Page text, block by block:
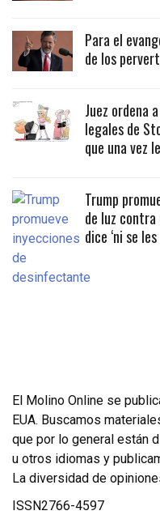
Para el
de los
Juez ordena
legales de
que una vez
Trump
de luz contra
dice ‘ni se
El Molino Online se
EUA. Buscamos
que por lo general están
u otros idiomas y
La diversidad de
ISSN2766-4597